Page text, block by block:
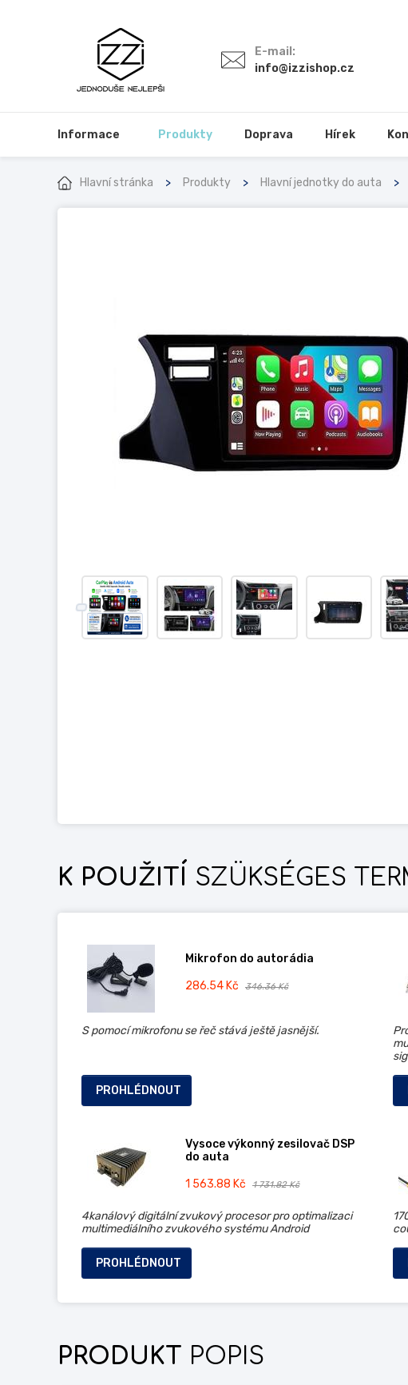
E-mail:
info@izzishop.cz
Informace Produkty Doprava Hírek
Hlavní stránka Produkty Hlavní jednotky do auta
K POUŽITÍ SZÜKSÉGES
Mikrofon do autorádia
286.54 Kč
346.36 Kč
S pomocí mikrofonu se řeč stává ještě jasnější.
PROHLÉDNOUT
Vysoce výkonný zesilovač DSP
do auta
1 563.88 Kč
1 731.82 Kč
4kanálový digitální zvukový procesor pro optimalizaci
multimediálního zvukového systému Android
PROHLÉDNOUT
PRODUKT POPIS